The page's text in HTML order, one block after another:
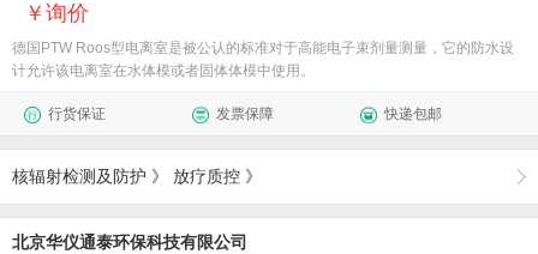
询价
德国PTW Roos型电离室是被公认的标准对于高能电子束剂量测量，它的防水设
计允许该电离室在水体模或者固体体模中使用。
行货保证 发票保障 快递包邮
核辐射检测及防护 》 放疗质控 》
北京华仪通泰环保科技有限公司